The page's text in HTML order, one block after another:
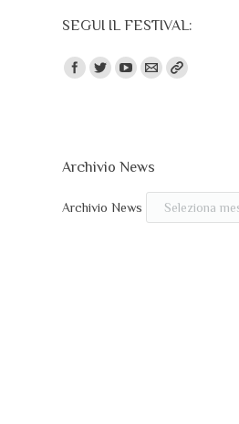
SEGUI IL FESTIVAL:
Trovaci su:
Archivio News
Archivio News